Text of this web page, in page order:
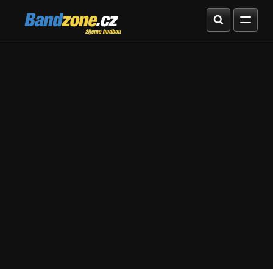
Bandzone.cz
žijeme hudbou